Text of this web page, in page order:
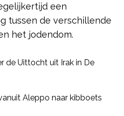
een
tussen de verschillende
het jodendom.
de Uittocht uit Irak in De
Aleppo naar kibboets